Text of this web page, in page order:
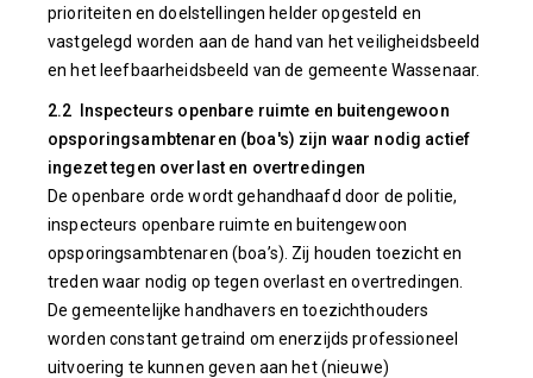
prioriteiten en doelstellingen helder opgesteld en
vastgelegd worden aan de hand van het veiligheidsbeeld
en het leefbaarheidsbeeld van de gemeente Wassenaar.
2.2 Inspecteurs openbare ruimte en buitengewoon
opsporingsambtenaren (boa's) zijn waar nodig actief
ingezet tegen overlast en overtredingen
De openbare orde wordt gehandhaafd door de politie,
inspecteurs openbare ruimte en buitengewoon
opsporingsambtenaren (boa’s). Zij houden toezicht en
treden waar nodig op tegen overlast en overtredingen.
De gemeentelijke handhavers en toezichthouders
worden constant getraind om enerzijds professioneel
uitvoering te kunnen geven aan het (nieuwe)